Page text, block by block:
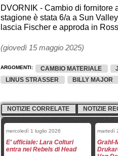
DVORNIK - Cambio di fornitore
stagione è stata 6/a a Sun
lascia Fischer e approda in
(giovedì 15 maggio 2025)
ARGOMENTI: CAMBIO MATERIALE
LINUS STRASSER
BILLY MAJOR
NOTIZIE CORRELATE NOTIZIE
mercoledì 1 luglio 2026
E' ufficiale: Lara Colturi
entra nei Rebels di Head
martedì
Grahl-